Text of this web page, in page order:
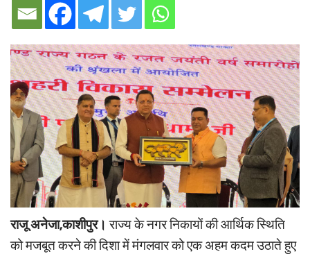
राजू अनेजा,काशीपुर। राज्य के नगर निकायों की आर्थिक स्थिति
को मजबूत करने की दिशा में मंगलवार को एक अहम कदम उठाते हुए